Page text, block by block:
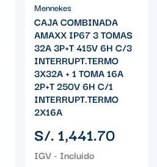
Mennekes
CAJA COMBINADA
AMAXX IP67 3 TOMAS
32A 3P+T 415V 6H C/3
INTERRUPT.TERMO
3X32A + 1 TOMA 16A
2P+T 250V 6H C/1
INTERRUPT.TERMO
2X16A
Precio
regular
S/. 1,441.70